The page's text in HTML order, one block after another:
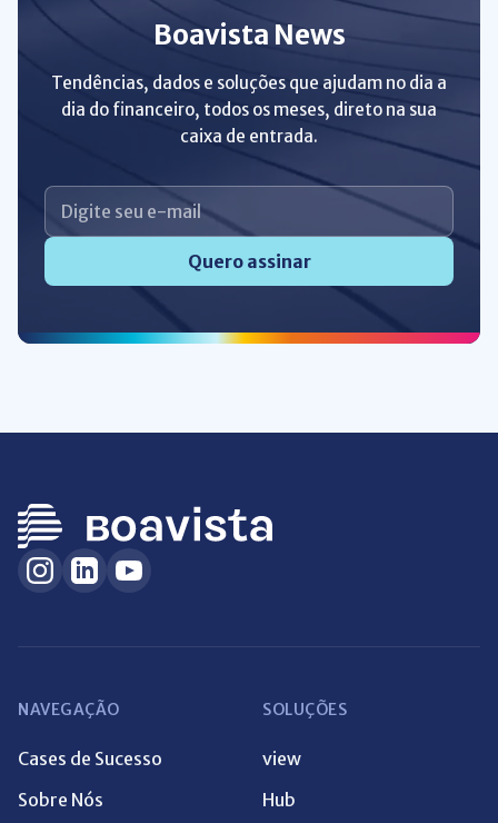
Boavista News
Tendências, dados e soluções que ajudam no dia a
dia do financeiro, todos os meses, direto na sua
caixa de entrada.
Quero assinar
NAVEGAÇÃO
Cases de Sucesso
Sobre Nós
SOLUÇÕES
view
Hub